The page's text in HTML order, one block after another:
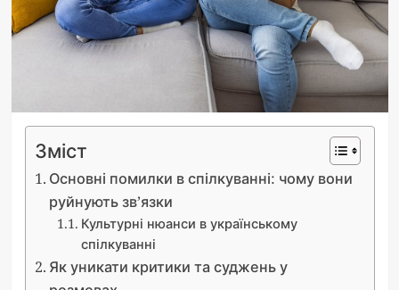
Зміст
Основні помилки в спілкуванні: чому вони
руйнують зв’язки
Культурні нюанси в українському
спілкуванні
Як уникати критики та суджень у